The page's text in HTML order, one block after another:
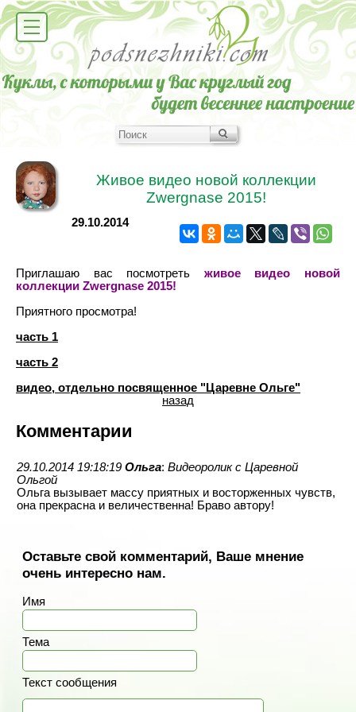
Живое видео новой коллекции
Zwergnase 2015!
29.10.2014
Приглашаю вас посмотреть живое видео новой
коллекции Zwergnase 2015!
Приятного просмотра!
часть 1
часть 2
видео, отдельно посвященное "Царевне Ольге"
назад
Комментарии
29.10.2014 19:18:19 Ольга: Видеоролик с Царевной
Ольгой
Ольга вызывает массу приятных и восторженных чувств,
она прекрасна и величественна! Браво автору!
Оставьте свой комментарий, Ваше мнение
очень интересно нам.
Имя
Тема
Текст сообщения